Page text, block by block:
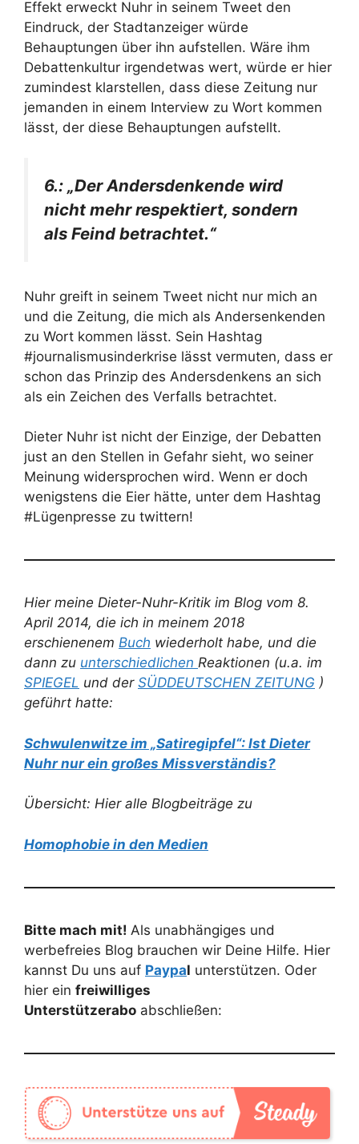
Effekt erweckt Nuhr in seinem Tweet den
Eindruck, der Stadtanzeiger würde
Behauptungen über ihn aufstellen. Wäre ihm
Debattenkultur irgendetwas wert, würde er hier
zumindest klarstellen, dass diese Zeitung nur
jemanden in einem Interview zu Wort kommen
lässt, der diese Behauptungen aufstellt.
6.: „Der Andersdenkende wird
nicht mehr respektiert, sondern
als Feind betrachtet.“
Nuhr greift in seinem Tweet nicht nur mich an
und die Zeitung, die mich als Andersenkenden
zu Wort kommen lässt. Sein Hashtag
#journalismusinderkrise lässt vermuten, dass er
schon das Prinzip des Andersdenkens an sich
als ein Zeichen des Verfalls betrachtet.
Dieter Nuhr ist nicht der Einzige, der Debatten
just an den Stellen in Gefahr sieht, wo seiner
Meinung widersprochen wird. Wenn er doch
wenigstens die Eier hätte, unter dem Hashtag
#Lügenpresse zu twittern!
Hier meine Dieter-Nuhr-Kritik im Blog vom 8.
April 2014, die ich in meinem 2018
erschienenem Buch wiederholt habe, und die
dann zu unterschiedlichen Reaktionen (u.a. im
SPIEGEL und der SÜDDEUTSCHEN ZEITUNG )
geführt hatte:
Schwulenwitze im „Satiregipfel“: Ist Dieter
Nuhr nur ein großes Missverständis?
Übersicht: Hier alle Blogbeiträge zu
Homophobie in den Medien
Bitte mach mit! Als unabhängiges und
werbefreies Blog brauchen wir Deine Hilfe. Hier
kannst Du uns auf Paypal unterstützen. Oder
hier ein freiwilliges
Unterstützerabo abschließen: